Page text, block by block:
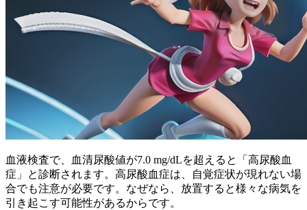
血液検査で、
血清尿酸値が7.0 mg/dLを超えると「高尿酸血
症」
と診断されます。高尿酸血症は、自覚症状が現れない場
合でも注意が必要です。なぜなら、放置すると様々な病気を
引き起こす可能性があるからです。